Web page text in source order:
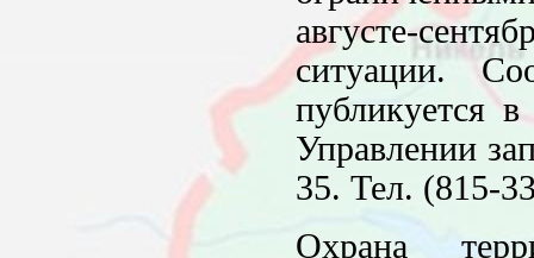
августе-
ситуации.
публикуется
Управлении
35. Тел. (815-
Охрана